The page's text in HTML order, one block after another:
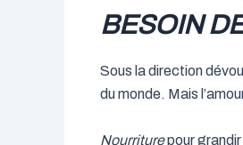
BESOIN
Sous la direction
du monde. Mais
Nourriturepour